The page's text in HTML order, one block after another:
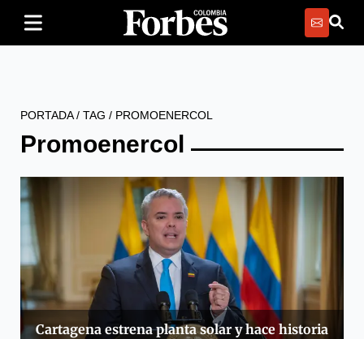
PORTADA/ TAG / PROMOENERCOL
Promoenercol
Cartagena estrena planta solar y hace historia